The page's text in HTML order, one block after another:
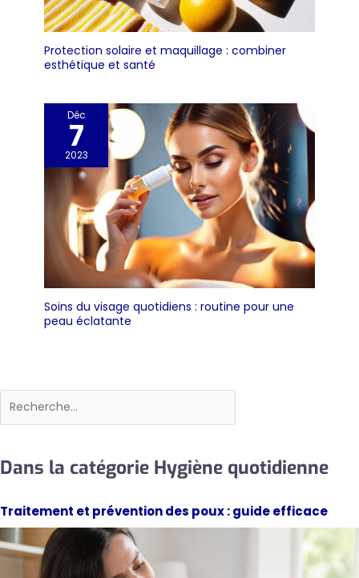
Protection solaire et maquillage : combiner
esthétique et santé
Déc
7
2023
Soins du visage quotidiens : routine pour une
peau éclatante
Rechercher
Dans la catégorie Hygiène quotidienne
Traitement et prévention des poux : guide efficace